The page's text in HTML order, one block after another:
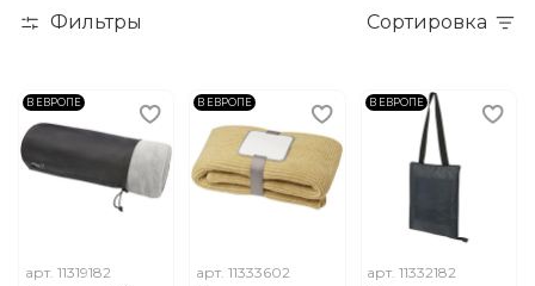
Фильтры Сортировка
В ЕВРОПЕ
арт. 11319182
В ЕВРОПЕ
арт.11333602
В ЕВРОПЕ
арт.11332182